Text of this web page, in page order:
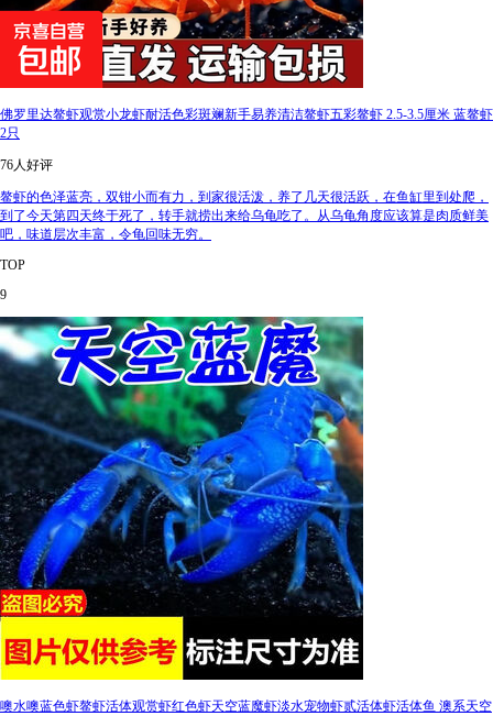
佛罗里达鳌虾观赏小龙虾耐活色彩斑斓新手易养清洁鳌虾五彩鳌虾 2.5-3.5厘米 蓝鳌虾
2只
76人好评
鳌虾的色泽蓝亮，双钳小而有力，到家很活泼，养了几天很活跃，在鱼缸里到处爬，
到了今天第四天终于死了，转手就捞出来给乌龟吃了。从乌龟角度应该算是肉质鲜美
吧，味道层次丰富，令龟回味无穷。
TOP
9
噢水噢蓝色虾鳌虾活体观赏虾红色虾天空蓝魔虾淡水宠物虾贰活体虾活体鱼 澳系天空